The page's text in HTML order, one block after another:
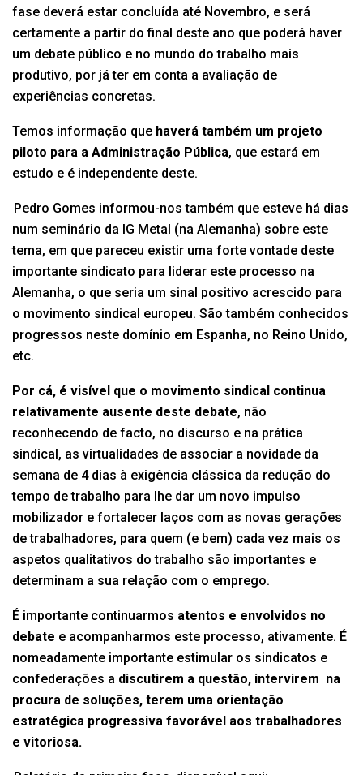
fase deverá estar concluída até Novembro, e será
certamente a partir do final deste ano que poderá haver
um debate público e no mundo do trabalho mais
produtivo, por já ter em conta a avaliação de
experiências concretas.
Temos informação que haverá também um projeto
piloto para a Administração Pública, que estará em
estudo e é independente deste.
Pedro Gomes informou-nos também que esteve há dias
num seminário da IG Metal (na Alemanha) sobre este
tema, em que pareceu existir uma forte vontade deste
importante sindicato para liderar este processo na
Alemanha, o que seria um sinal positivo acrescido para
o movimento sindical europeu. São também conhecidos
progressos neste domínio em Espanha, no Reino Unido,
etc.
Por cá, é visível que o movimento sindical continua
relativamente ausente deste debate, não
reconhecendo de facto, no discurso e na prática
sindical, as virtualidades de associar a novidade da
semana de 4 dias à exigência clássica da redução do
tempo de trabalho para lhe dar um novo impulso
mobilizador e fortalecer laços com as novas gerações
de trabalhadores, para quem (e bem) cada vez mais os
aspetos qualitativos do trabalho são importantes e
determinam a sua relação com o emprego.
É importante continuarmos atentos e envolvidos no
debate e acompanharmos este processo, ativamente. É
nomeadamente importante estimular os sindicatos e
confederações a discutirem a questão, intervirem na
procura de soluções, terem uma orientação
estratégica progressiva favorável aos trabalhadores
e vitoriosa.